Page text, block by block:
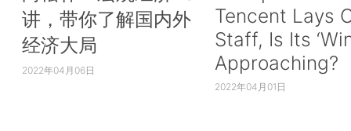
讲，带你了解国内外
经济大局
2022年04月06日
Tencent Lays
Staff, Is Its
Approaching?
2022年04月01日